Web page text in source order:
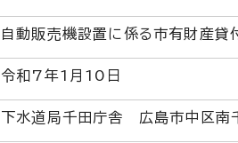
自動販売機設置に係る市有財産貸
令和7年1月10日
下水道局千田庁舎 広島市中区南